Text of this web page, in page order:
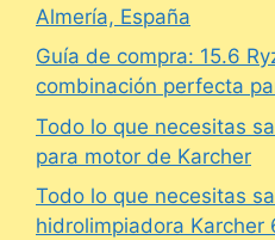
Almería, España
Guía de compra: 15.6
combinación perfecta
Todo lo que necesitas
para motor de Karcher
Todo lo que necesitas
hidrolimpiadora